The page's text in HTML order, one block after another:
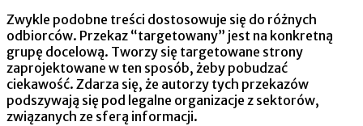
Zwykle podobne treści dostosowuje się do różnych
odbiorców. Przekaz “targetowany” jest na konkretną
grupę docelową. Tworzy się targetowane strony
zaprojektowane w ten sposób, żeby pobudzać
ciekawość. Zdarza się, że autorzy tych przekazów
podszywają się pod legalne organizacje z sektorów,
związanych ze sferą informacji.